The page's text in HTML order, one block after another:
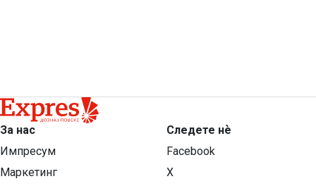
За нас
Импресум
Маркетинг
Следете нѐ
Facebook
X